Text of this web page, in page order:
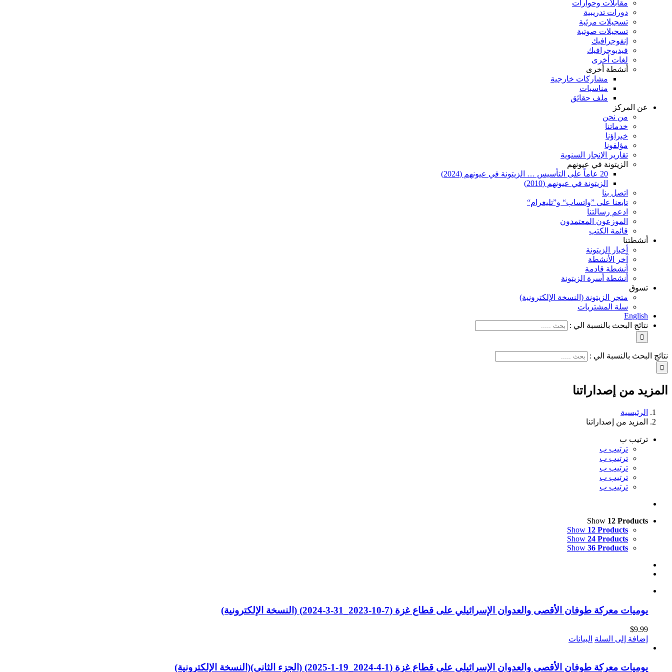
مقابلات وحوارات
دورات تدريبية
تسجيلات مرئية
تسجيلات صوتية
إنفوجرافيك
فيديوجرافيك
لغات أخرى
أنشطة أخرى
مشاركات خارجية
مناسبات
ملف حقائق
عن المركز
من نحن
خدماتنا
خبراؤنا
مؤلفونا
تقارير الإنجاز السنوية
الزيتونة في عيونهم
20 عاماً على التأسيس … الزيتونة في عيونهم (2024)
الزيتونة في عيونهم (2010)
اتصل بنا
تابعنا على ”واتساب“ و”تليغرام“
ادعم رسالتنا
الموزعون المعتمدون
قائمة الكتب
أنشطتنا
أخبار الزيتونة
آخر الأنشطة
أنشطة قادمة
أنشطة أسرة الزيتونة
تسوق
متجر الزيتونة (النسخة الإلكترونية)
سلة المشتريات
English
نتائج البحث بالنسبة الي :
نتائج البحث بالنسبة الي :
المزيد من إصداراتنا
الرئيسية
المزيد من إصداراتنا
ترتيب ب
ترتيب ب
ترتيب ب
ترتيب ب
ترتيب ب
ترتيب ب
Show 12 Products
Show 12 Products
Show 24 Products
Show 36 Products
يوميات معركة طوفان الأقصى والعدوان الإسرائيلي على قطاع غزة (7-10-2023_31-3-2024) (النسخة الإلكترونية)
$9.99
إضافة إلى السلة البيانات
يوميات معركة طوفان الأقصى والعدوان الإسرائيلي على قطاع غزة (1-4-2024_19-1-2025) (الجزء الثاني)(النسخة الإلكترونية)